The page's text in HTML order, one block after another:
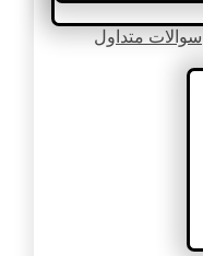
سوالات متداول